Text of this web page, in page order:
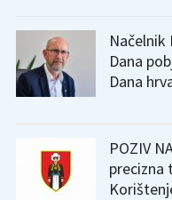
Dana
Dana
POZIV
precizna